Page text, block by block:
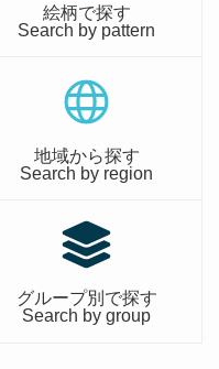
絵柄で探す
Search by pattern
地域から探す
Search by region
グループ別で探す
Search by group